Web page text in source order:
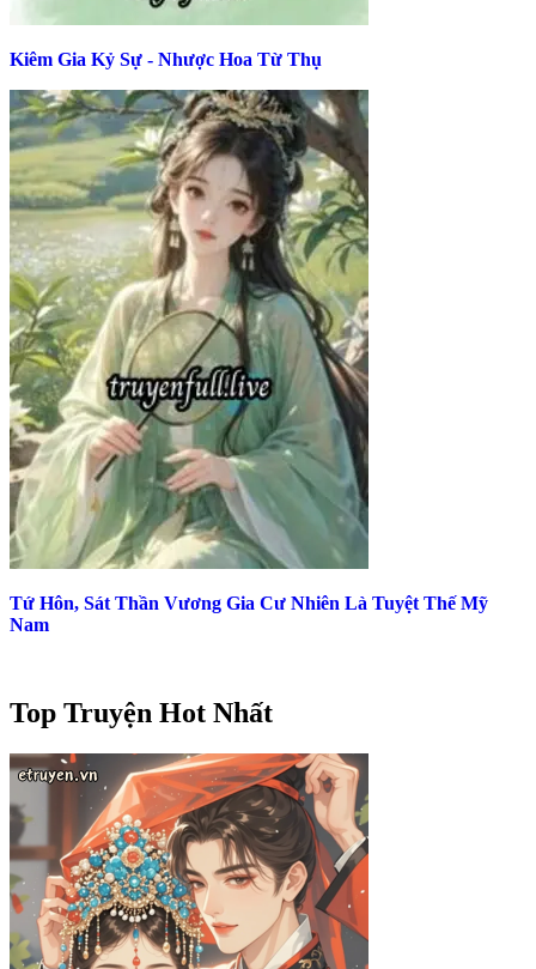
Kiêm Gia Kỷ Sự - Nhược Hoa Từ Thụ
Tứ Hôn, Sát Thần Vương Gia Cư Nhiên Là Tuyệt Thế Mỹ
Nam
Top Truyện Hot Nhất